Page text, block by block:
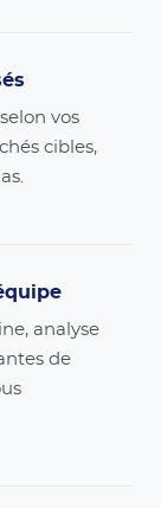
vos
cibles,
analyse
de